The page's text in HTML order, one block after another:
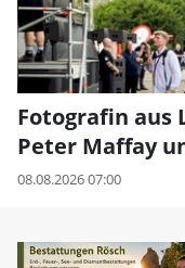
Fotografin aus
Peter Maffay
08.08.2026 07:00